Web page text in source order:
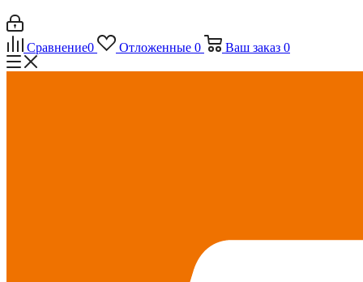
Сравнение0 Отложенные 0 Ваш заказ 0